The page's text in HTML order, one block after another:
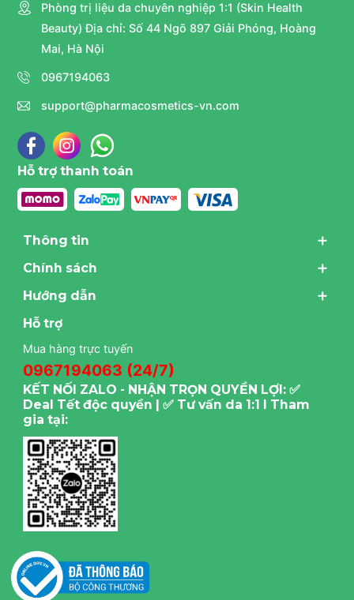
Phòng trị liệu da chuyên nghiệp 1:1 (Skin Health
Beauty) Địa chỉ: Số 44 Ngõ 897 Giải Phóng, Hoàng
Mai, Hà Nội
0967194063
support@pharmacosmetics-vn.com
Hỗ trợ thanh toán
Thông tin
Chính sách
Hướng dẫn
Hỗ trợ
Mua hàng trực tuyến
0967194063 (24/7)
KẾT NỐI ZALO - NHẬN TRỌN QUYỀN LỢI: ✅
Deal Tết độc quyền | ✅ Tư vấn da 1:1 I Tham
gia tại: